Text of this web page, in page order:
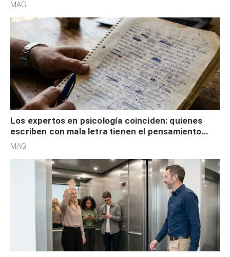
MAG.
Los expertos en psicología coinciden: quienes
escriben con mala letra tienen el pensamiento
acelerado y no lo hacen por desinterés
MAG.